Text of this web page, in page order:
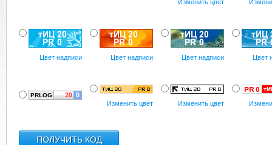
Изменить цвет
Цвет надписи Цвет надписи Цвет надписи Цвет
Изменить цвет Изменить цвет